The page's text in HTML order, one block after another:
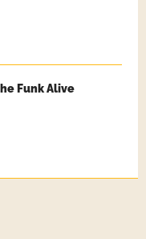
Funk Alive